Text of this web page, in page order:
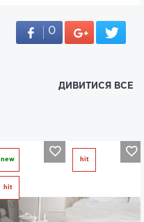
0
ДИВИТИСЯ ВСЕ
new
hit
hit